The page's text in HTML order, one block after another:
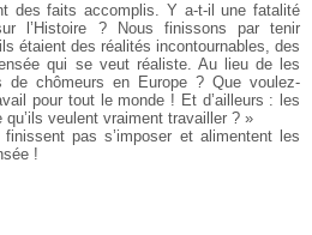
des faits accomplis. Y a-t-il une fatalité
l’Histoire ? Nous finissons par tenir
étaient des réalités incontournables, des
qui se veut réaliste. Au lieu de les
de chômeurs en Europe ? Que voulez-
pour tout le monde ! Et d’ailleurs : les
veulent vraiment travailler ? »
pas s’imposer et alimentent les
!